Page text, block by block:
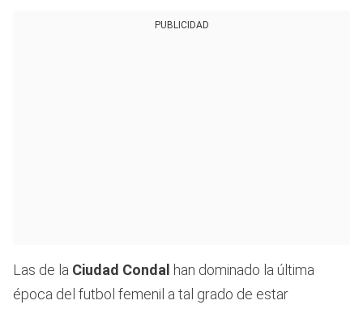
PUBLICIDAD
Las de la Ciudad Condal han dominado la última
época del futbol femenil a tal grado de estar